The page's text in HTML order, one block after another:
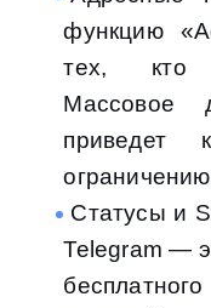
функцию
тех, кто
Массовое
Статусы и
Telegram —